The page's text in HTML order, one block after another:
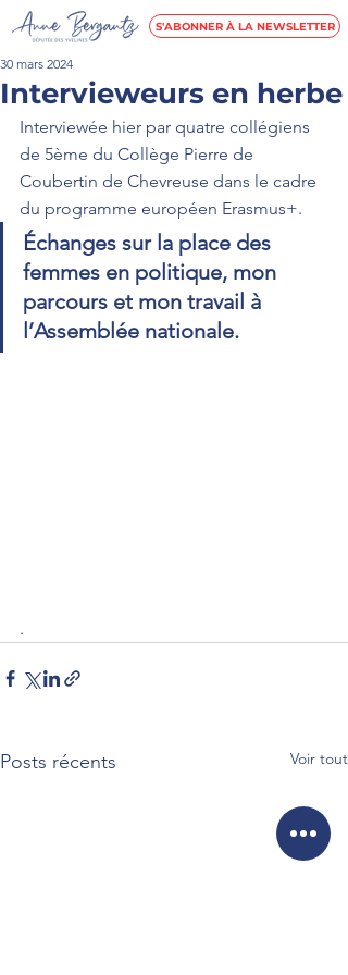
S'ABONNER À LA NEWSLETTER
Intervieweurs en herbe
30 mars 2024
Interviewée hier par quatre collégiens
de 5ème du Collège Pierre de
Coubertin de Chevreuse dans le cadre
du programme européen Erasmus+.
Échanges sur la place des
femmes en politique, mon
parcours et mon travail à
l’Assemblée nationale.
.
Posts récents Voir tout